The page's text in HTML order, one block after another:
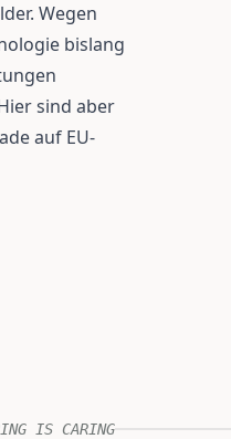
Wegen
bislang
sind aber
auf EU-
IS CARING